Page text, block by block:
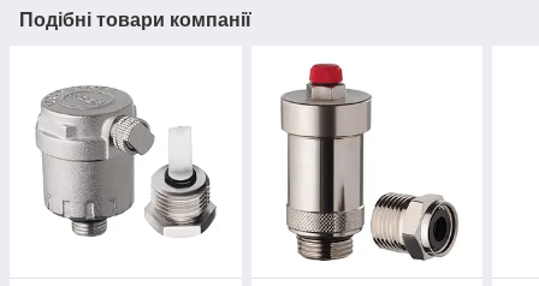
Подібні товари компанії